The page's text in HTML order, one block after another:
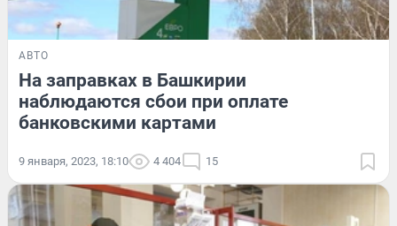
АВТО
На заправках в Башкирии
наблюдаются сбои при оплате
банковскими картами
9 января, 2023, 18:10 4 404 15